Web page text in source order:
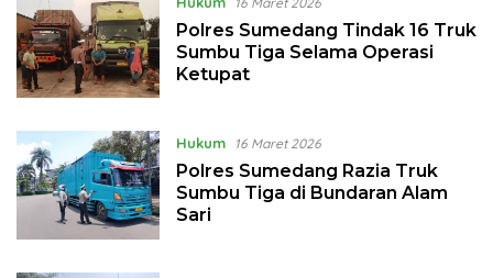
Polres Sumedang Tindak 16 Truk
Sumbu Tiga Selama Operasi
Ketupat
Hukum 16 Maret 2026
Polres Sumedang Razia Truk
Sumbu Tiga di Bundaran Alam
Sari